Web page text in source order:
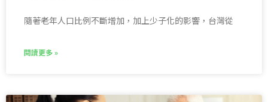
隨著老年人口比例不斷增加，加上少子化的影響，台灣從
閱讀更多 »